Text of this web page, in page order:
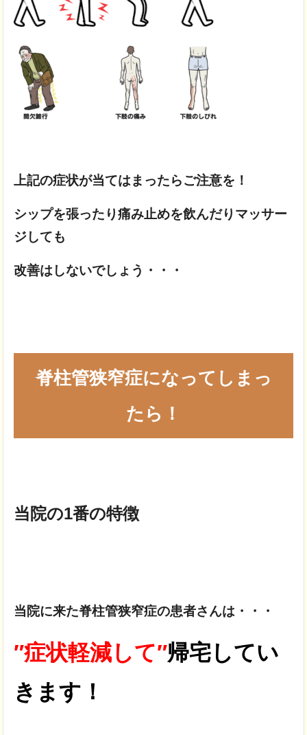
上記の症状が当てはまったらご注意を！
シップを張ったり痛み止めを飲んだりマッサー
ジしても
改善はしないでしょう・・・
脊柱管狭窄症になってしまっ
たら！
当院の1番の特徴
当院に来た脊柱管狭窄症の患者さんは・・・
″症状軽減して″帰宅してい
きます！